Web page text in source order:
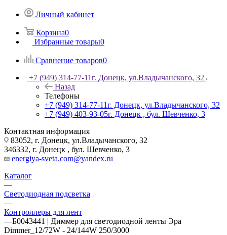
Личный кабинет
Корзина0
Избранные товары0
Сравнение товаров0
+7 (949) 314-77-11г. Донецк, ул.Владычанского, 32
Назад
Телефоны
+7 (949) 314-77-11г. Донецк, ул.Владычанского, 32
+7 (949) 403-93-05г. Донецк , бул. Шевченко, 3
Контактная информация
83052, г. Донецк, ул.Владычанского, 32
346332, г. Донецк , бул. Шевченко, 3
energiya-sveta.com@yandex.ru
Каталог
—
Светодиодная подсветка
—
Контроллеры для лент
—Б0043441 | Диммер для светодиодной ленты Эра
Dimmer_12/72W - 24/144W 250/3000